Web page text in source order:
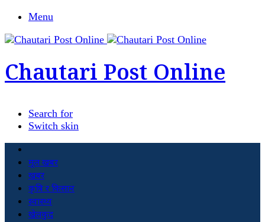
Menu
Chautari Post Online
Search for
Switch skin
मूल खबर
खबर
कृषि र किसान
स्वास्थ्य
खेलकुद